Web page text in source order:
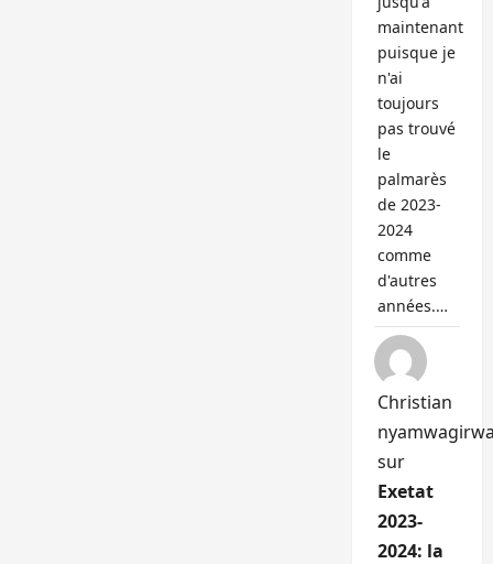
maintenant
puisque je
n'ai
toujours
pas trouvé
le
palmarès
de 2023-
2024
comme
d'autres
années.…
Christian
sur
Exetat
2023-
2024: la